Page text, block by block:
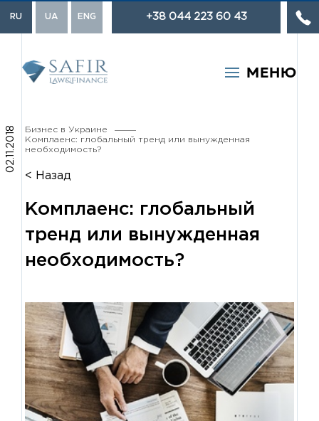
ENG
RU UA
МЕНЮ
+38 044 223 60 43
02.11.2018
Бизнес в Украине
Комплаенс: глобальный тренд или вынужденная
необходимость?
< Назад
Комплаенс: глобальный
тренд или вынужденная
необходимость?
Торговая марка
Взыскание долгов